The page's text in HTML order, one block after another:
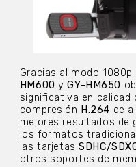
Gracias al modo
HM600 y GY-HM650
significativa en calidad
compresión H.264 de
mejores resultados de
los formatos
las tarjetasSDHC/
otros soportes de